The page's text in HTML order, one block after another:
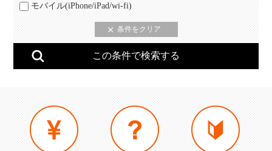
モバイル(iPhone/iPad/wi-fi)